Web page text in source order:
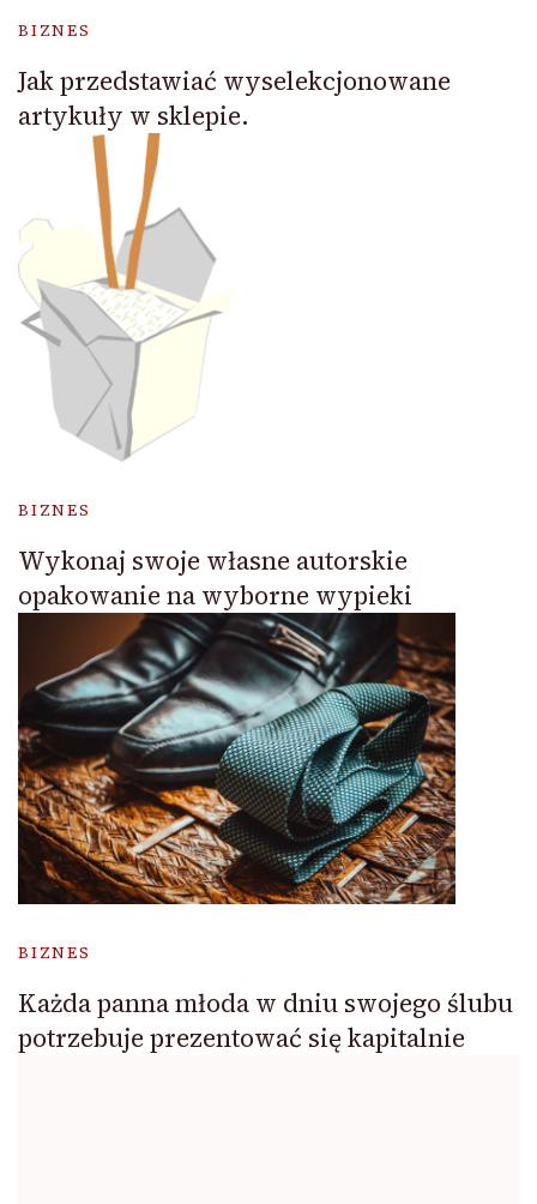
BIZNES
Jak przedstawiać wyselekcjonowane
artykuły w sklepie.
BIZNES
Wykonaj swoje własne autorskie
opakowanie na wyborne wypieki
BIZNES
Każda panna młoda w dniu swojego ślubu
potrzebuje prezentować się kapitalnie